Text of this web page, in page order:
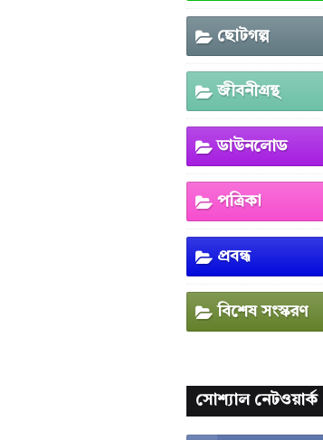
ছোটগল্প
জীবনীগ্রন্থ
ডাউনলোড
পত্রিকা
প্রবন্ধ
বিশেষ সংস্করণ
সোশ্যাল নেটওয়ার্ক